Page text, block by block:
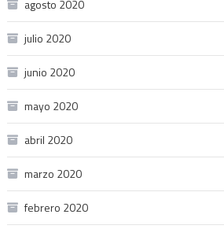
agosto 2020
julio 2020
junio 2020
mayo 2020
abril 2020
marzo 2020
febrero 2020